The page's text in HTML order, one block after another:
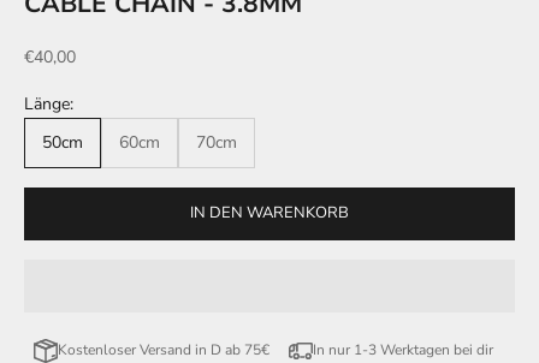
Angebot
€40,00
Länge:
50cm
60cm 70cm
IN DEN WARENKORB
Kostenloser Versand in D ab 75€ In nur 1-3 Werktagen bei dir